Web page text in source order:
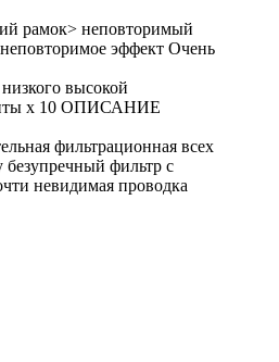
рамок> неповторимый
эффект Очень
высокой
х 10 ОПИСАНИЕ
фильтрационная всех
безупречный фильтр с
невидимая проводка